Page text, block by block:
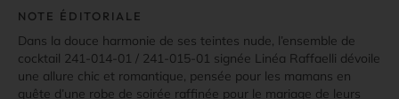
NOTE ÉDITORIALE
Dans la douce harmonie de ses teintes nude, l’ensemble de
cocktail 241-014-01 / 241-015-01 signée Linéa Raffaelli dévoile
une allure chic et romantique, pensée pour les mamans en
quête d’une robe de soirée raffinée pour le mariage de leurs